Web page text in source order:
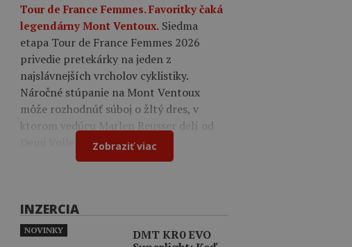
Tour de France Femmes. Favoritky čaká
legendárny Mont Ventoux. Siedma
etapa Tour de France Femmes 2026
privedie pretekárky na jeden z
najslávnejších vrcholov cyklistiky.
Náročné stúpanie na Mont Ventoux
môže rozhodnúť súboj o žltý dres, v
ktorom vedúcu Marlen Reusser delí od
Demi Vollering iba 12 sekúnd.
Zobraziť viac
INZERCIA
DMT KR0 EVO
NOVINKY